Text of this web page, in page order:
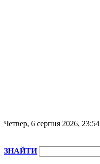
Четвер, 6 серпня 2026, 23:54
ЗНАЙТИ